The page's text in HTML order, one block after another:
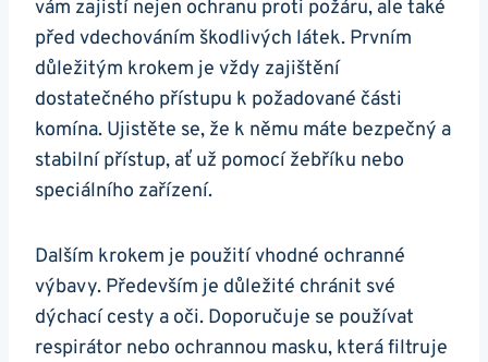
vám zajistí nejen ochranu proti požáru, ale také
před vdechováním škodlivých látek. Prvním
důležitým krokem je vždy zajištění
dostatečného přístupu k požadované části
komína. Ujistěte se, že k němu máte bezpečný a
stabilní přístup, ať už pomocí žebříku nebo
speciálního zařízení.
Dalším krokem je použití vhodné ochranné
výbavy. Především je důležité chránit své
dýchací cesty a oči. Doporučuje se používat
respirátor nebo ochrannou masku, která filtruje